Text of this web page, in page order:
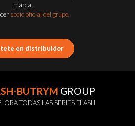
marca.
socio oficial del grupo.
en distribuidor
BUTRYM GROUP
TODAS LAS SERIES FLASH